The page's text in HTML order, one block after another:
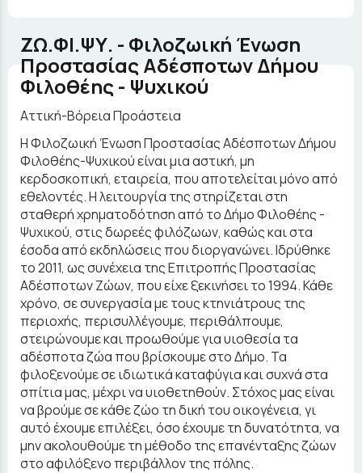
ΖΩ.ΦΙ.ΨΥ. - Φιλοζωική Ένωση
Προστασίας Αδέσποτων Δήμου
Φιλοθέης - Ψυχικού
Αττική-Βόρεια Προάστεια
Η Φιλοζωική Ένωση Προστασίας Αδέσποτων Δήμου
Φιλοθέης-Ψυχικού είναι μια αστική, μη
κερδοσκοπική, εταιρεία, που αποτελείται μόνο από
εθελοντές. Η λειτουργία της στηρίζεται στη
σταθερή χρηματοδότηση από το Δήμο Φιλοθέης -
Ψυχικού, στις δωρεές φιλόζωων, καθώς και στα
έσοδα από εκδηλώσεις που διοργανώνει. Ιδρύθηκε
το 2011, ως συνέχεια της Επιτροπής Προστασίας
Αδέσποτων Ζώων, που είχε ξεκινήσει το 1994. Κάθε
χρόνο, σε συνεργασία με τους κτηνιάτρους της
περιοχής, περισυλλέγουμε, περιθάλπουμε,
στειρώνουμε και προωθούμε για υιοθεσία τα
αδέσποτα ζώα που βρίσκουμε στο Δήμο. Τα
φιλοξενούμε σε ιδιωτικά καταφύγια και συχνά στα
σπίτια μας, μέχρι να υιοθετηθούν. Στόχος μας είναι
να βρούμε σε κάθε ζώο τη δική του οικογένεια, γι
αυτό έχουμε επιλέξει, όσο έχουμε τη δυνατότητα, να
μην ακολουθούμε τη μέθοδο της επανένταξης ζώων
στο αφιλόξενο περιβάλλον της πόλης.